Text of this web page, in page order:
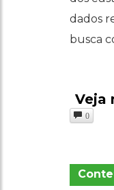
dados
busca
Veja
0